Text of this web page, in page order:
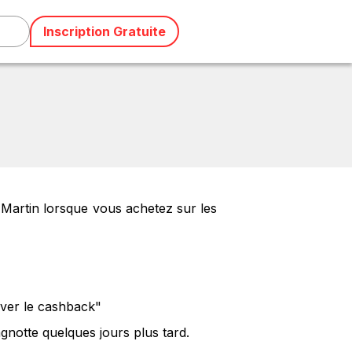
lorsque vous achetez sur les
le cashback"
quelques jours plus tard.
Inscription Gratuite